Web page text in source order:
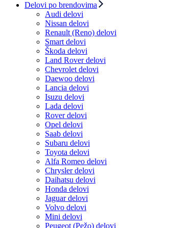
Delovi po brendovima
Audi delovi
Nissan delovi
Renault (Reno) delovi
Smart delovi
Škoda delovi
Land Rover delovi
Chevrolet delovi
Daewoo delovi
Lancia delovi
Isuzu delovi
Lada delovi
Rover delovi
Opel delovi
Saab delovi
Subaru delovi
Toyota delovi
Alfa Romeo delovi
Chrysler delovi
Daihatsu delovi
Honda delovi
Jaguar delovi
Volvo delovi
Mini delovi
Peugeot (Pežo) delovi